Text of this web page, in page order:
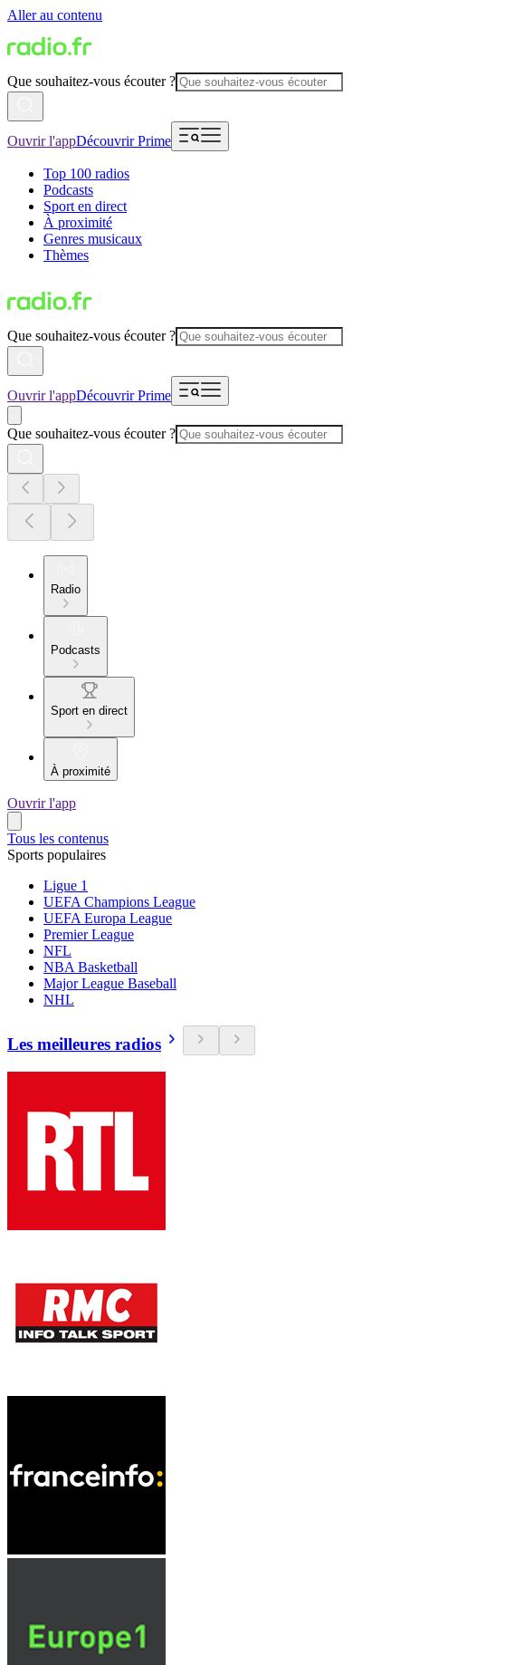
Aller au contenu
Que souhaitez-vous écouter ?
Ouvrir l'appDécouvrir Prime
Top 100 radios
Podcasts
Sport en direct
À proximité
Genres musicaux
Thèmes
Que souhaitez-vous écouter ?
Ouvrir l'appDécouvrir Prime
Que souhaitez-vous écouter ?
Radio
Podcasts
Sport en direct
À proximité
Ouvrir l'app
Tous les contenus
Sports populaires
Ligue 1
UEFA Champions League
UEFA Europa League
Premier League
NFL
NBA Basketball
Major League Baseball
NHL
Les meilleures radios